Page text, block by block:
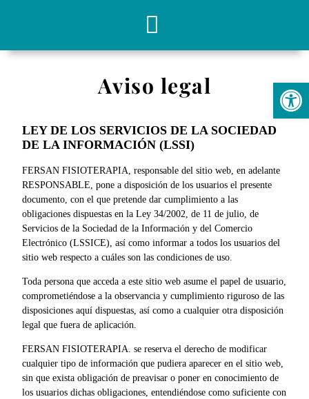
Abrir
Aviso legal
LEY DE LOS SERVICIOS DE LA SOCIEDAD
DE LA INFORMACIÓN (LSSI)
FERSAN FISIOTERAPIA, responsable del sitio web, en adelante
RESPONSABLE, pone a disposición de los usuarios el presente
documento, con el que pretende dar cumplimiento a las
obligaciones dispuestas en la Ley 34/2002, de 11 de julio, de
Servicios de la Sociedad de la Información y del Comercio
Electrónico (LSSICE), así como informar a todos los usuarios del
sitio web respecto a cuáles son las condiciones de uso.
Toda persona que acceda a este sitio web asume el papel de usuario,
comprometiéndose a la observancia y cumplimiento riguroso de las
disposiciones aquí dispuestas, así como a cualquier otra disposición
legal que fuera de aplicación.
FERSAN FISIOTERAPIA. se reserva el derecho de modificar
cualquier tipo de información que pudiera aparecer en el sitio web,
sin que exista obligación de preavisar o poner en conocimiento de
los usuarios dichas obligaciones, entendiéndose como suficiente con